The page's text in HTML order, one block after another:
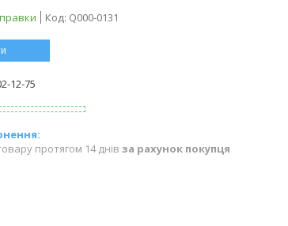
Код: Q000-0131
12-75
протягом 14 днів за рахунок покупця